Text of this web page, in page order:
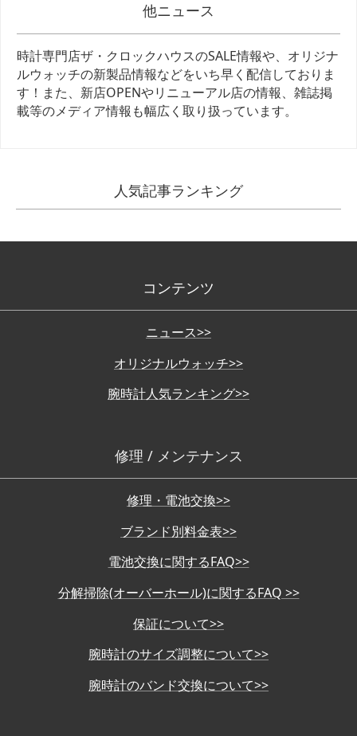
他ニュース
時計専門店ザ・クロックハウスのSALE情報や、オリジナ
ルウォッチの新製品情報などをいち早く配信しておりま
す！また、新店OPENやリニューアル店の情報、雑誌掲
載等のメディア情報も幅広く取り扱っています。
人気記事ランキング
コンテンツ
ニュース>>
オリジナルウォッチ>>
腕時計人気ランキング>>
修理 / メンテナンス
修理・電池交換>>
ブランド別料金表>>
電池交換に関するFAQ>>
分解掃除(オーバーホール)に関するFAQ >>
保証について>>
腕時計のサイズ調整について>>
腕時計のバンド交換について>>